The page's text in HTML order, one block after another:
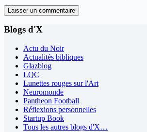
Laisser un commentaire
Blogs d'X
Actu du Noir
Actualités bibliques
Glazblog
LQC
Lunettes rouges sur l'Art
Neuromonde
Pantheon Football
Réflexions personnelles
Startup Book
Tous les autres blogs d'X…